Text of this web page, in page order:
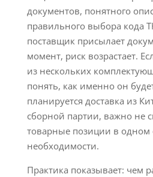
документов, понятного
правильного выбора кода
поставщик присылает
момент, риск возрастает.
из нескольких
понять, как именно он
планируется доставка из
сборной партии, важно не
товарные позиции в одном
необходимости.
Практика показывает: чем